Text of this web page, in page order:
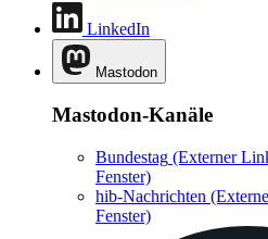
LinkedIn
Mastodon
Mastodon-Kanäle
Bundestag (Externer
Fenster)
hib-Nachrichten
Fenster)